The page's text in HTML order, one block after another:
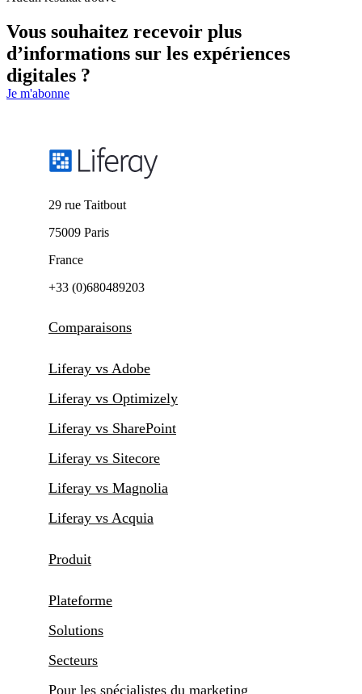
Vous souhaitez recevoir plus
d’informations sur les expériences
digitales ?
Je m'abonne
29 rue Taitbout
75009 Paris
France
+33 (0)680489203
Comparaisons
Liferay vs Adobe
Liferay vs Optimizely
Liferay vs SharePoint
Liferay vs Sitecore
Liferay vs Magnolia
Liferay vs Acquia
Produit
Plateforme
Solutions
Secteurs
Pour les spécialistes du marketing